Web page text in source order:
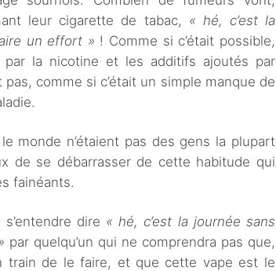
leur cigarette de tabac, « hé, c’est la
un effort » ! Comme si c’était possible,
par la nicotine et les additifs ajoutés par
comme si c’était un simple manque de
monde n’étaient pas des gens la plupart
de se débarrasser de cette habitude qui
fainéants.
dire « hé, c’est la journée sans
par quelqu’un qui ne comprendra pas que,
de le faire, et que cette vape est le